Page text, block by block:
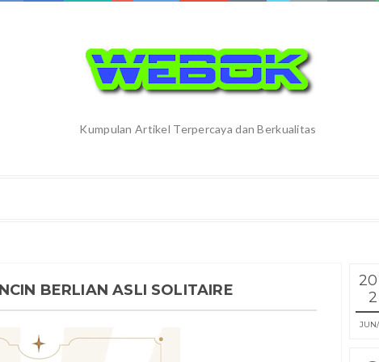
Kumpulan Artikel Terpercaya dan Berkualitas
2
JUN
BERLIAN ASLI SOLITAIRE